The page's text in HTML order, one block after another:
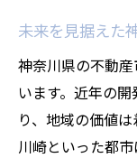
未来を見据えた
神奈川県の不動
います。近年の
り、地域の価値
川崎といった都